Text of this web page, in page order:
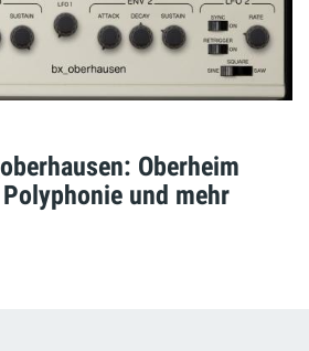
Oberheim
und mehr